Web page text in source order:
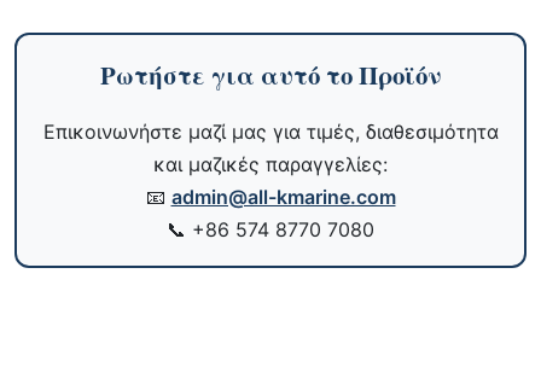
Ρωτήστε για αυτό το Προϊόν
Επικοινωνήστε μαζί μας για τιμές, διαθεσιμότητα
και μαζικές παραγγελίες:
📧 admin@all-kmarine.com
📞 +86 574 8770 7080